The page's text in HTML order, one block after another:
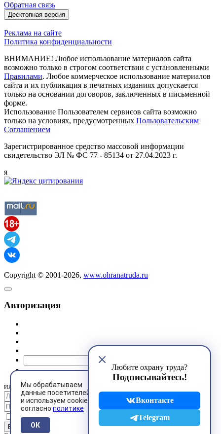
Мы обрабатываем
данные посетителей
и используем cookies
согласно политике
ОК
Любите охрану труда?
Подписывайтесь!
Вконтакте
Telegram
Обратная связь
Десктопная версия
Реклама на сайте
Политика конфиденциальности
ВНИМАНИЕ! Любое использование материалов сайта
возможно только в строгом соответствии с установленными
Правилами. Любое коммерческое использование материалов
сайта и их публикация в печатных изданиях допускается
только на основании договоров, заключенных в письменной
форме.
Использование Пользователем сервисов сайта возможно
только на условиях, предусмотренных Пользовательским
Соглашением
Зарегистрированное средство массовой информации
свидетельство ЭЛ № ФС 77 - 85134 от 27.04.2023 г.
я
Copyright © 2001-2026, www.ohranatruda.ru
Авторизация
или
Запомнить меня